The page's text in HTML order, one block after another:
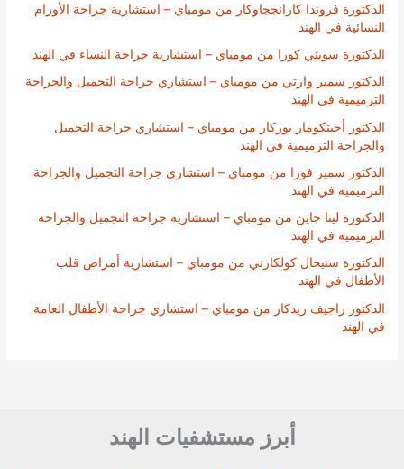
الدكتورة فروندا كارانججاوكار من مومباي – استشارية جراحة الأورام
النسائية في الهند
الدكتورة سويتي كورا من مومباي – استشارية جراحة النساء في الهند
الدكتور سمير وارتي من مومباي – استشاري جراحة التجميل والجراحة
الترميمية في الهند
الدكتور أجيتكومار بوركار من مومباي – استشاري جراحة التجميل
والجراحة الترميمية في الهند
الدكتور سمير فورا من مومباي – استشاري جراحة التجميل والجراحة
الترميمية في الهند
الدكتورة لينا جاين من مومباي – استشارية جراحة التجميل والجراحة
الترميمية في الهند
الدكتورة سنيحال كولكارني من مومباي – استشارية أمراض قلب
الأطفال في الهند
الدكتور راجيف ريدكار من مومباي – استشاري جراحة الأطفال العامة
في الهند
أبرز مستشفيات الهند